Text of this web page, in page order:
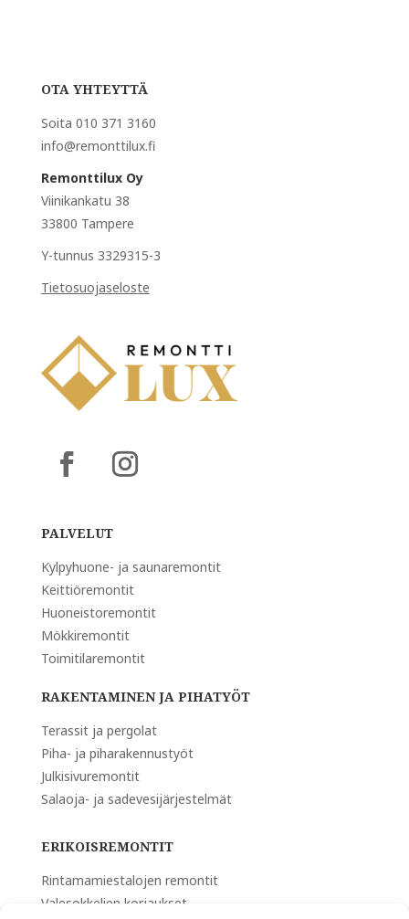
OTA YHTEYTTÄ
Soita 010 371 3160
info@remonttilux.fi
Remonttilux Oy
Viinikankatu 38
33800 Tampere
Y-tunnus 3329315-3
Tietosuojaseloste
PALVELUT
Kylpyhuone- ja saunaremontit
Keittiöremontit
Huoneistoremontit
Mökkiremontit
Toimitilaremontit
RAKENTAMINEN JA PIHATYÖT
Terassit ja pergolat
Piha- ja piharakennustyöt
Julkisivuremontit
Salaoja- ja sadevesijärjestelmät
ERIKOISREMONTIT
Rintamamiestalojen remontit
Valesokkelien korjaukset